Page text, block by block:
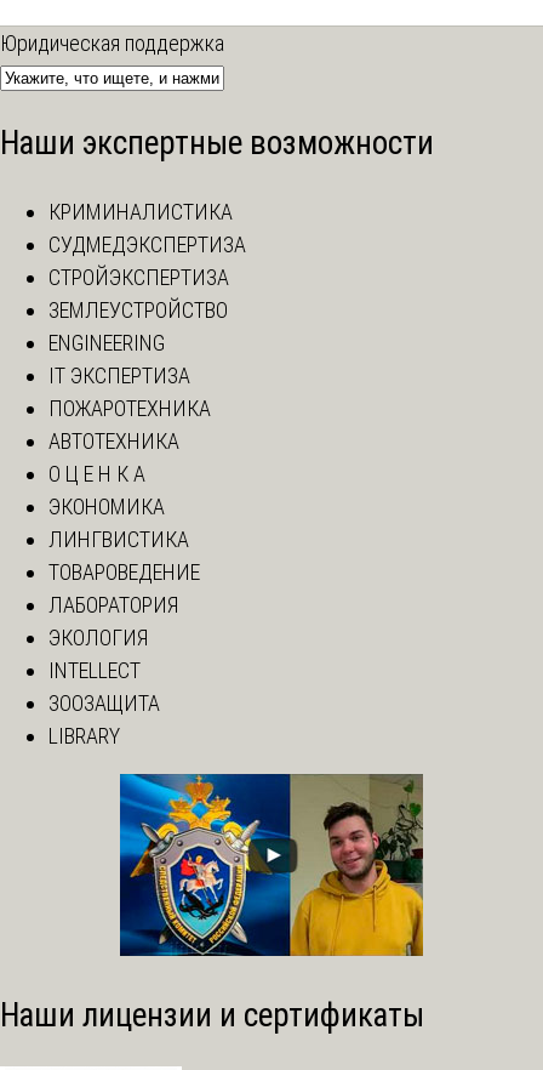
Юридическая поддержка
Наши экспертные возможности
КРИМИНАЛИСТИКА
СУДМЕДЭКСПЕРТИЗА
СТРОЙЭКСПЕРТИЗА
ЗЕМЛЕУСТРОЙСТВО
ENGINEERING
IT ЭКСПЕРТИЗА
ПОЖАРОТЕХНИКА
АВТОТЕХНИКА
О Ц Е Н К А
ЭКОНОМИКА
ЛИНГВИСТИКА
ТОВАРОВЕДЕНИЕ
ЛАБОРАТОРИЯ
ЭКОЛОГИЯ
INTELLECT
ЗООЗАЩИТА
LIBRARY
Наши лицензии и сертификаты